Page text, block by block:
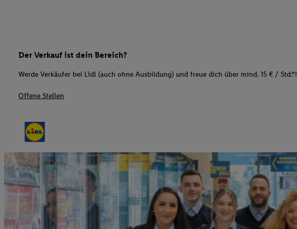
Der Verkauf ist dein Bereich?
Werde Verkäufer bei Lidl (auch ohne Ausbildung) und freue dich über mind. 15 € / Std.*!
Offene Stellen